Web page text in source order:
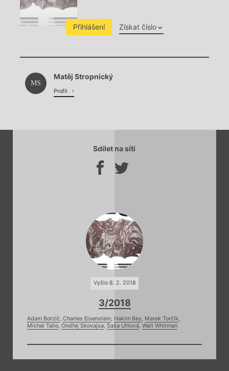
Přihlášení Získat číslo
Chviličku.
Načítá se.
MS
Matěj Stropnický
Profil
Sdílet na síti
Vyšlo 8. 2. 2018
3/2018
Adam Borzič, Charles Eisenstein, Hakim Bey, Marek Torčík,
Michal Tallo, Ondřej Skovajsa, Saša Uhlová, Walt Whitman